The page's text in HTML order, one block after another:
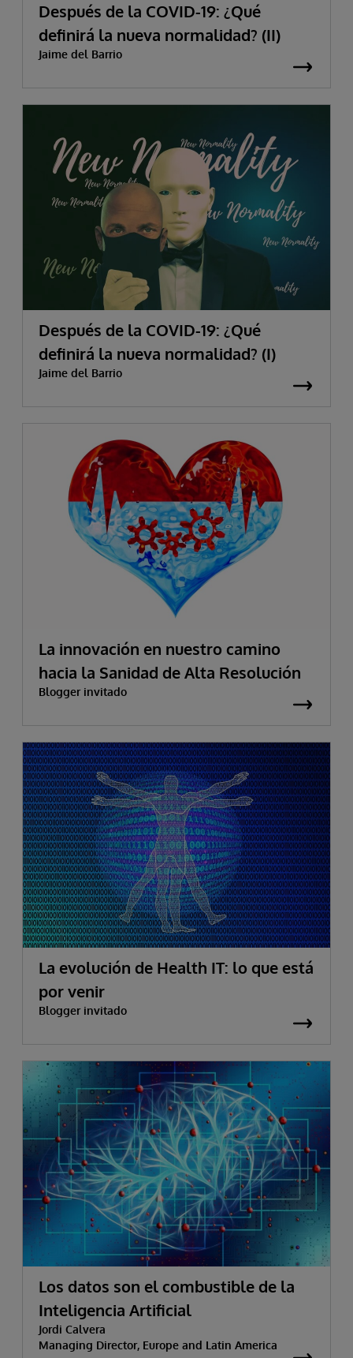
Después de la COVID-19: ¿Qué
definirá la nueva normalidad? (II)
Jaime del Barrio
Después de la COVID-19: ¿Qué
definirá la nueva normalidad? (I)
Jaime del Barrio
La innovación en nuestro camino
hacia la Sanidad de Alta Resolución
Blogger invitado
La evolución de Health IT: lo que está
por venir
Blogger invitado
Los datos son el combustible de la
Inteligencia Artificial
Jordi Calvera
Managing Director, Europe and Latin America